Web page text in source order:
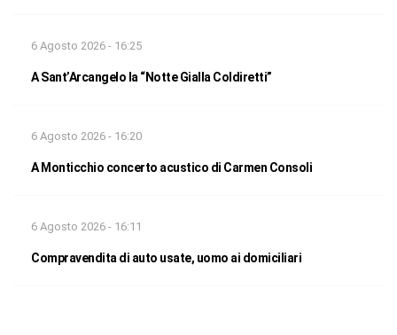
6 Agosto 2026 - 16:25
A Sant’Arcangelo la “Notte Gialla Coldiretti”
6 Agosto 2026 - 16:20
A Monticchio concerto acustico di Carmen Consoli
6 Agosto 2026 - 16:11
Compravendita di auto usate, uomo ai domiciliari